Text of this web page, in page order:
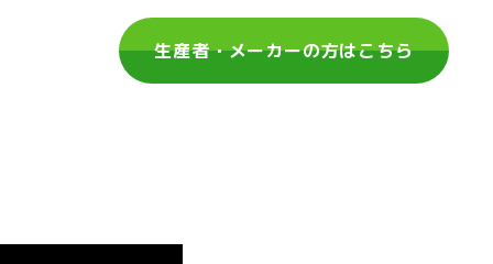
生産者・メーカーの方はこちら